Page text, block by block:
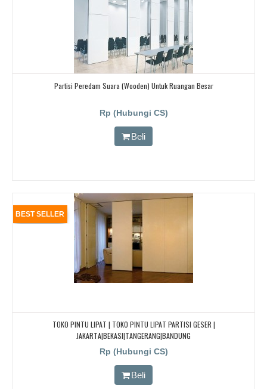
Partisi Peredam Suara (wooden) Untuk Ruangan Besar
Rp (Hubungi CS)
Beli
BEST SELLER
TOKO PINTU LIPAT | TOKO PINTU LIPAT PARTISI GESER |
JAKARTA|BEKASI|TANGERANG|BANDUNG
Rp (Hubungi CS)
Beli